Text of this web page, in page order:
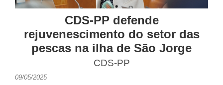
CDS-PP defende
rejuvenescimento do setor das
pescas na ilha de São Jorge
CDS-PP
09/05/2025